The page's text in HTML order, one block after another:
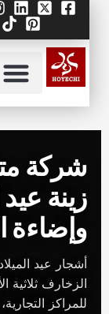
شركة
زينة عيد
وإضاءة
أشجار عيد
الزخارف ثلاثية
للمراكز التجارية،